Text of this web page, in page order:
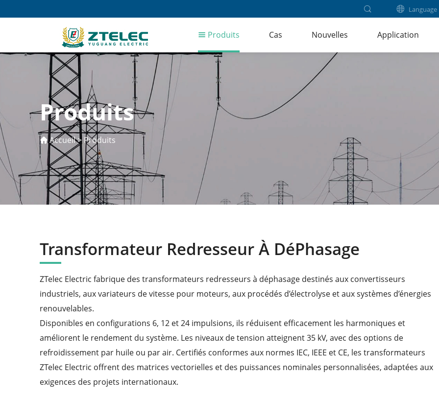
Language
Produits Cas Nouvelles Application
Produits
Accueil> Produits
Transformateur Redresseur À DéPhasage
ZTelec Electric fabrique des transformateurs redresseurs à déphasage destinés aux convertisseurs
industriels, aux variateurs de vitesse pour moteurs, aux procédés d’électrolyse et aux systèmes d’énergies
renouvelables.
Disponibles en configurations 6, 12 et 24 impulsions, ils réduisent efficacement les harmoniques et
améliorent le rendement du système. Les niveaux de tension atteignent 35 kV, avec des options de
refroidissement par huile ou par air. Certifiés conformes aux normes IEC, IEEE et CE, les transformateurs
ZTelec Electric offrent des matrices vectorielles et des puissances nominales personnalisées, adaptées aux
exigences des projets internationaux.